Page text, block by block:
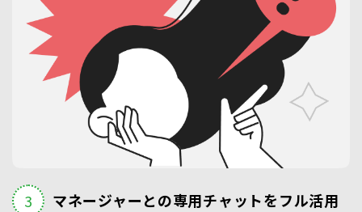
マネージャーとの専用チャットをフル活用